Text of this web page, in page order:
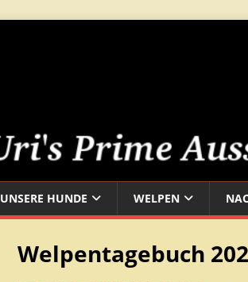
UNSERE HUNDE WELPEN
Welpentagebuch